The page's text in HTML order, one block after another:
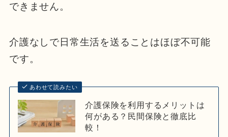
できません。
介護なしで日常生活を送ることはほぼ不可能
です。
あわせて読みたい
介護保険を利用するメリットは
何がある？民間保険と徹底比
較！